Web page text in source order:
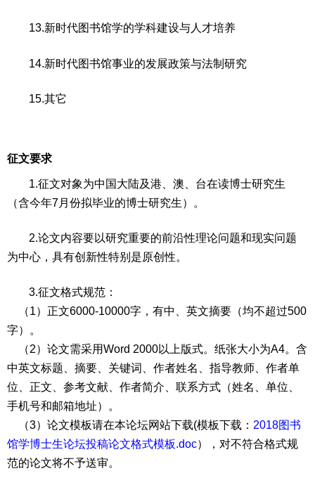
13.新时代图书馆学的学科建设与人才培养
14.新时代图书馆事业的发展政策与法制研究
15.其它
征文要求
1.征文对象为中国大陆及港、澳、台在读博士研究生
（含今年7月份拟毕业的博士研究生）。
2.论文内容要以研究重要的前沿性理论问题和现实问题
为中心，具有创新性特别是原创性。
3.征文格式规范：
（1）正文6000-10000字，有中、英文摘要（均不超过500
字）。
（2）论文需采用Word 2000以上版式。纸张大小为A4。含
中英文标题、摘要、关键词、作者姓名、指导教师、作者单
位、正文、参考文献、作者简介、联系方式（姓名、单位、
手机号和邮箱地址）。
（3）论文模板请在本论坛网站下载(模板下载： 2018图书
馆学博士生论坛投稿论文格式模板.doc），对不符合格式规
范的论文将不予送审。